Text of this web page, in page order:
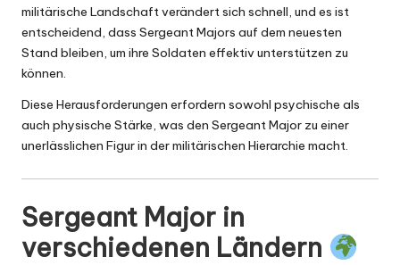
militärische Landschaft verändert sich schnell, und es ist
entscheidend, dass Sergeant Majors auf dem neuesten
Stand bleiben, um ihre Soldaten effektiv unterstützen zu
können.
Diese Herausforderungen erfordern sowohl psychische als
auch physische Stärke, was den Sergeant Major zu einer
unerlässlichen Figur in der militärischen Hierarchie macht.
Sergeant Major in
verschiedenen Ländern